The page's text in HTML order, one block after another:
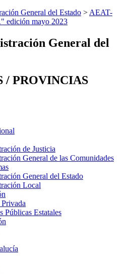
General del Estado > AEAT-
edición mayo 2023
General del
/ PROVINCIAS
de Justicia
General de las Comunidades
General del Estado
Local
Públicas Estatales